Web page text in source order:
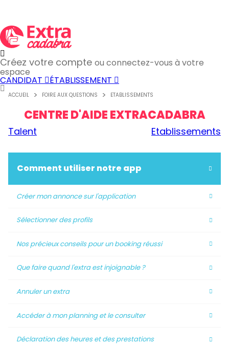
Créez votre compte ou connectez-vous à votre
espace
CANDIDAT ÉTABLISSEMENT
ACCUEIL FOIRE AUX QUESTIONS ETABLISSEMENTS
CENTRE D'AIDE EXTRACADABRA
Talent Etablissements
Comment utiliser notre app
Créer mon annonce sur l'application
Sélectionner des profils
Nos précieux conseils pour un booking réussi
Que faire quand l'extra est injoignable ?
Annuler un extra
Accéder à mon planning et le consulter
Déclaration des heures et des prestations